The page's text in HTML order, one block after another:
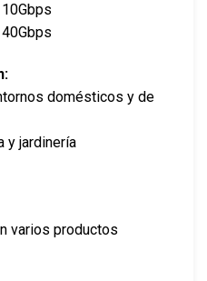
domésticos y de
y jardinería
varios productos